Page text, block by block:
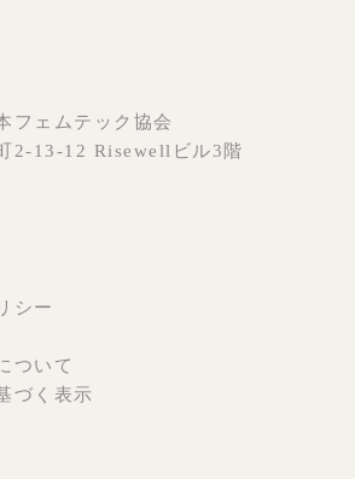
フェムテック協会
2-13-12 Risewellビル3階
シー
ついて
づく表示